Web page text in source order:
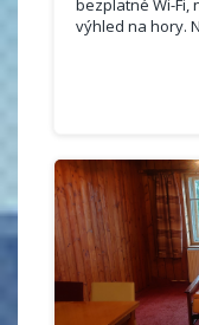
bezplatné Wi-Fi,
výhled na hory.